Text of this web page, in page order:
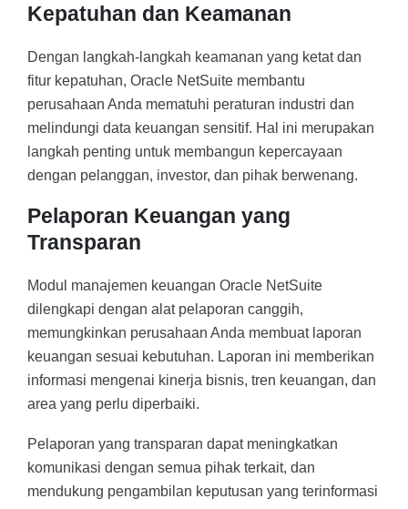
Kepatuhan dan Keamanan
Dengan langkah-langkah keamanan yang ketat dan
fitur kepatuhan, Oracle NetSuite membantu
perusahaan Anda mematuhi peraturan industri dan
melindungi data keuangan sensitif. Hal ini merupakan
langkah penting untuk membangun kepercayaan
dengan pelanggan, investor, dan pihak berwenang.
Pelaporan Keuangan yang
Transparan
Modul manajemen keuangan Oracle NetSuite
dilengkapi dengan alat pelaporan canggih,
memungkinkan perusahaan Anda membuat laporan
keuangan sesuai kebutuhan. Laporan ini memberikan
informasi mengenai kinerja bisnis, tren keuangan, dan
area yang perlu diperbaiki.
Pelaporan yang transparan dapat meningkatkan
komunikasi dengan semua pihak terkait, dan
mendukung pengambilan keputusan yang terinformasi